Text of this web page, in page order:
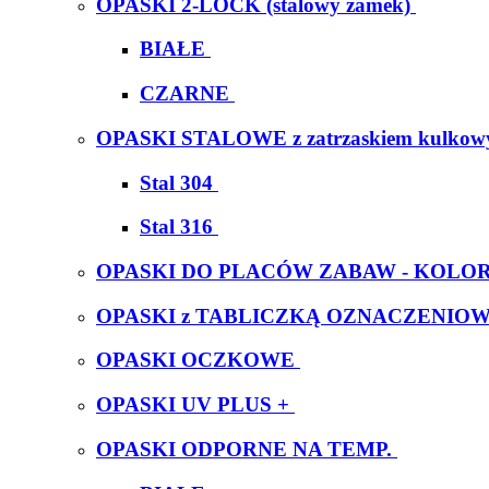
BIAŁE
CZARNE
OPASKI STALOWE z zatrzaskiem
Stal 304
Stal 316
OPASKI DO PLACÓW ZABAW -
OPASKI z TABLICZKĄ
OPASKI OCZKOWE
OPASKI UV PLUS +
OPASKI ODPORNE NA TEMP.